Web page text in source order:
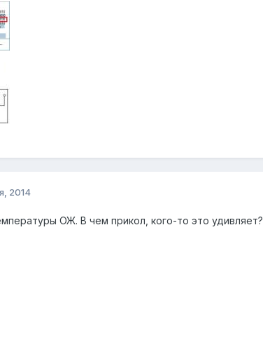
2014
ОЖ. В чем прикол, кого-то это удивляет?